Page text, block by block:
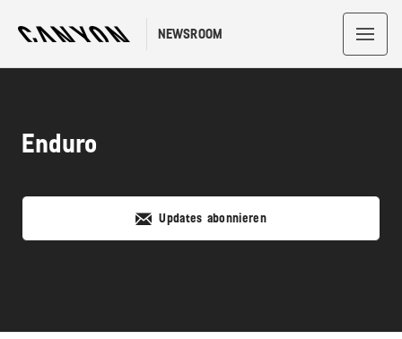
NEWSROOM
Enduro
Updates abonnieren